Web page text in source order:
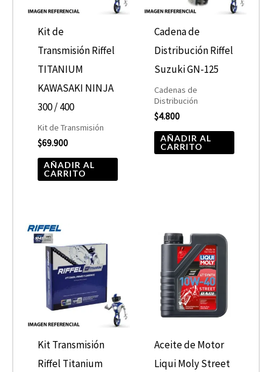
Kit de
Transmisión Riffel
TITANIUM
KAWASAKI NINJA
300 / 400
Kit de Transmisión
$69.900
AÑADIR AL
CARRITO
Cadena de
Distribución Riffel
Suzuki GN-125
Cadenas de
Distribución
$4.800
AÑADIR AL
CARRITO
Kit Transmisión
Riffel Titanium
Aceite de Motor
Liqui Moly Street
de